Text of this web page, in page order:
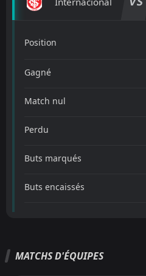
Position
Gagné
Match nul
Perdu
Buts marqués
Buts encaissés
MATCHS D'ÉQUIPES